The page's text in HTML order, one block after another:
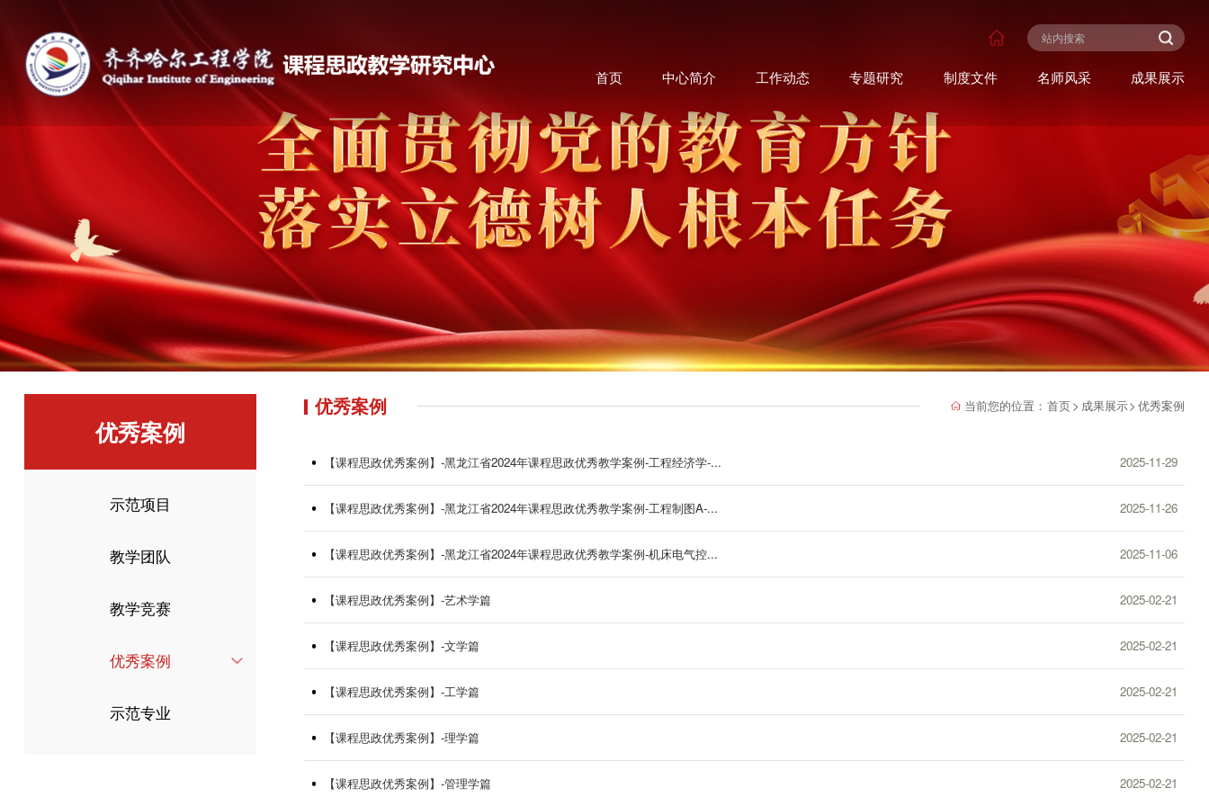
首页 中心简介 工作动态 专题研究 制度文件 名师风采 成果展示
优秀案例
示范项目
教学团队
教学竞赛
优秀案例
示范专业
优秀案例 当前您的位置： 首页> 成果展示> 优秀案例
【课程思政优秀案例】-黑龙江省2024年课程思政优秀教学案例-工程经济学-... 2025-11-29
【课程思政优秀案例】-黑龙江省2024年课程思政优秀教学案例-工程制图A-... 2025-11-26
【课程思政优秀案例】-黑龙江省2024年课程思政优秀教学案例-机床电气控... 2025-11-06
【课程思政优秀案例】-艺术学篇 2025-02-21
【课程思政优秀案例】-文学篇 2025-02-21
【课程思政优秀案例】-工学篇 2025-02-21
【课程思政优秀案例】-理学篇 2025-02-21
【课程思政优秀案例】-管理学篇 2025-02-21